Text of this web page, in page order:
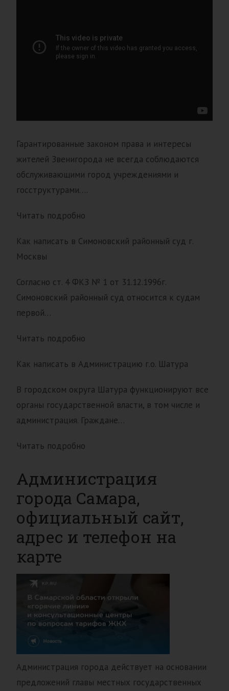
Гарантированные законом права и интересы
жителей Звенигорода не всегда соблюдаются
обслуживающими город учреждениями и
госструктурами….
Читать подробно
Как написать в Симоновский районный суд г.
Москвы
Согласно ст. 4 ФКЗ № 1 от 31.12.1996г.
Симоновский районный суд относится к судам
первой…
Читать подробно
Как написать в Администрацию г.о. Шатура
В городском округа Шатура функционируют все
органы государственной власти, в том числе и
администрация. Граждане…
Читать подробно
Администрация
города Самара,
официальный сайт,
адрес и телефон на
карте
Администрация города действует на основании
предложений главы местных государственных